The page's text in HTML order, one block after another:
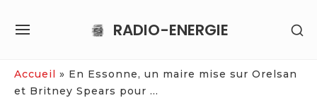
RADIO-ENERGIE
SITE
Accueil » En Essonne, un maire mise sur Orelsan
et Britney Spears pour …